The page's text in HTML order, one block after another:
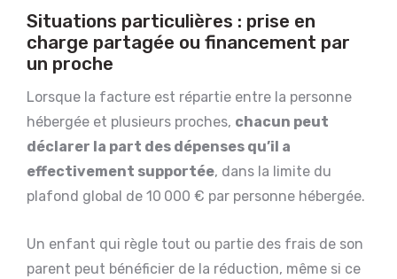
Situations particulières : prise en
charge partagée ou financement par
un proche
Lorsque la facture est répartie entre la personne
hébergée et plusieurs proches, chacun peut
déclarer la part des dépenses qu’il a
effectivement supportée, dans la limite du
plafond global de 10 000 € par personne hébergée.
Un enfant qui règle tout ou partie des frais de son
parent peut bénéficier de la réduction, même si ce